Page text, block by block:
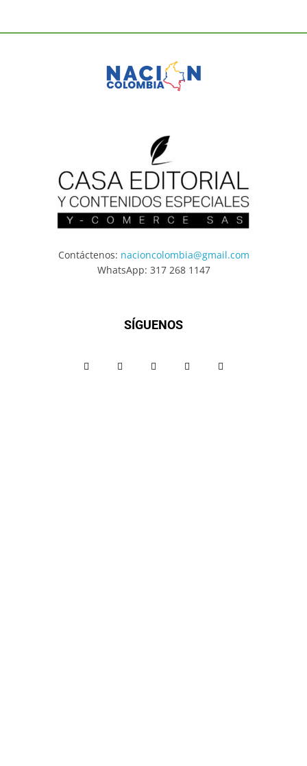
Contáctenos: nacioncolombia@gmail.com
WhatsApp: 317 268 1147
SÍGUENOS